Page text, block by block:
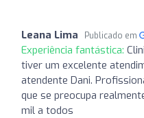
Leana Lima Publicado em
Experiência fantástica:
tiver um excelente
atendente Dani.
que se preocupa
mil a todos